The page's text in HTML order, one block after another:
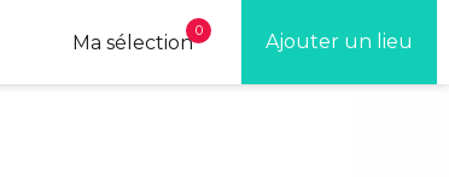
Ajouter un lieu
Ma sélection
0